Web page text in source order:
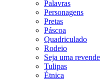
Palavras
Personagens
Pretas
Páscoa
Quadriculado
Rodeio
Seja uma
Tulipas
Étnica